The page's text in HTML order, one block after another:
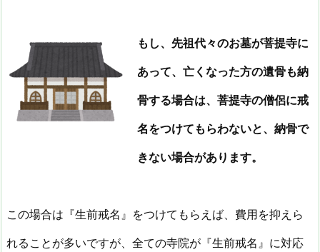
もし、先祖代々のお墓が菩提寺に
あって、亡くなった方の遺骨も納
骨する場合は、菩提寺の僧侶に戒
名をつけてもらわないと、納骨で
きない場合があります。
この場合は『生前戒名』をつけてもらえば、費用を抑えら
れることが多いですが、 全ての寺院が『生前戒名』に対応